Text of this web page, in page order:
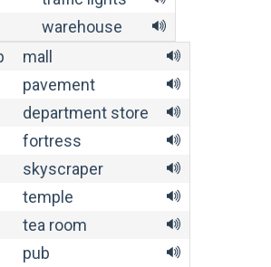
warehouse
mall
pavement
department store
fortress
skyscraper
temple
tea room
pub